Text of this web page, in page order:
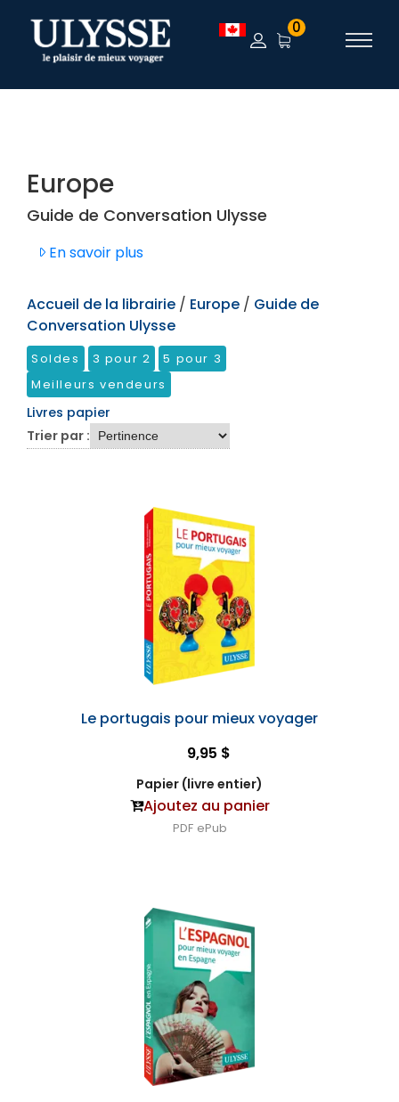
TEST 0
Europe
Guide de Conversation Ulysse
En savoir plus
Accueil de la librairie / Europe / Guide de
Conversation Ulysse
Soldes 3 pour 2
5 pour 3
Meilleurs vendeurs
Livres papier
Trier par :
Le portugais pour mieux voyager
9,95 $
Papier (livre entier)
Ajoutez au panier
PDF ePub